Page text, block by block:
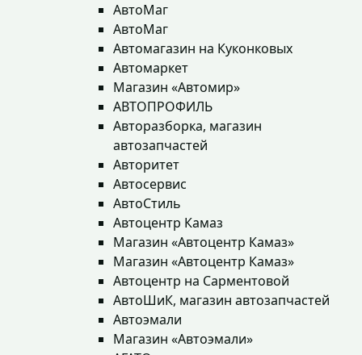
АвтоМаг
АвтоМаг
Автомагазин на Куконковых
Автомаркет
Магазин «Автомир»
АВТОПРОФИЛЬ
Авторазборка, магазин
автозапчастей
Авторитет
Автосервис
АвтоСтиль
Автоцентр Камаз
Магазин «Автоцентр Камаз»
Магазин «Автоцентр Камаз»
Автоцентр на Сарментовой
АвтоШиК, магазин автозапчастей
Автоэмали
Магазин «Автоэмали»